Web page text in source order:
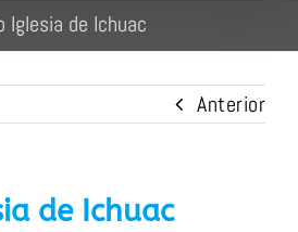
Iglesia de Ichuac
Anterior
de Ichuac